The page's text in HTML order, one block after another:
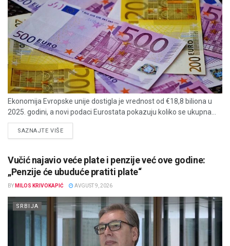
Ekonomija Evropske unije dostigla je vrednost od €18,8 biliona u
2025. godini, a novi podaci Eurostata pokazuju koliko se ukupna...
SAZNAJTE VIŠEDETAILS
Vučić najavio veće plate i penzije već ove godine:
„Penzije će ubuduće pratiti plate“
BY MILOS KRIVOKAPIĆ AVGUST 9, 2026
SRBIJA